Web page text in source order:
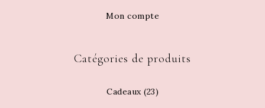
Mon compte
Catégories de produits
Cadeaux (23)